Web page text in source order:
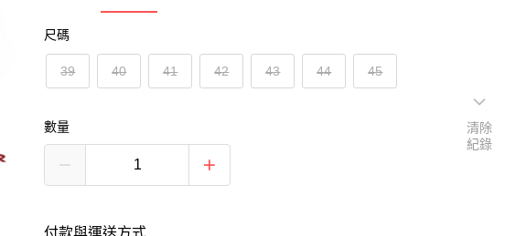
尺碼
39 40 41 42 43 44 45
數量
付款與運送方式
清除
紀錄